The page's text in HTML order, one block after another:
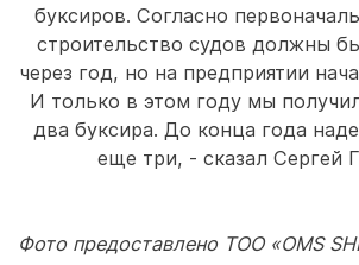
буксиров. Согласно
строительство судов должны
через год, но на предприятии
И только в этом году мы
два буксира. До конца года
еще три, - сказал Сергей
Фото предоставлено ТОО «OMS